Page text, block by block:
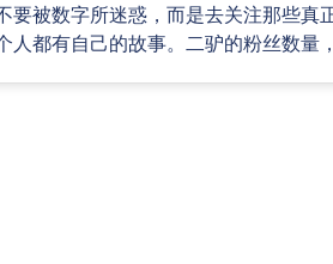
要被数字所迷惑，而是去关注那些
人都有自己的故事。二驴的粉丝数量